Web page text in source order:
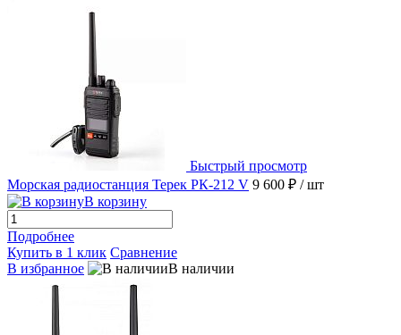
Быстрый просмотр
Морская радиостанция Терек РК-212 V 9 600 ₽ / шт
В корзину
Подробнее
Купить в 1 клик Сравнение
В избранное
В наличии